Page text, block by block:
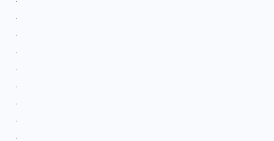
.
.
.
.
.
.
.
.